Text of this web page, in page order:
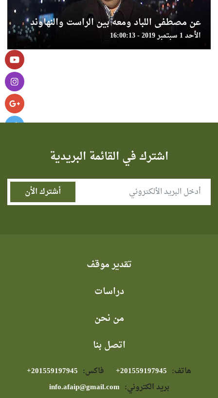
عن مصطفى اللباد ومعه بين الراست والنهاوند
الأحد 1 سبتمبر 2019 - 16:00:13
اشترك في القائمة البريدية
تقدير موقف
دراسات
من نحن
اتصل بنا
هاتف: فاكس:
بريد الكتروني: info.afaip@gmail.com